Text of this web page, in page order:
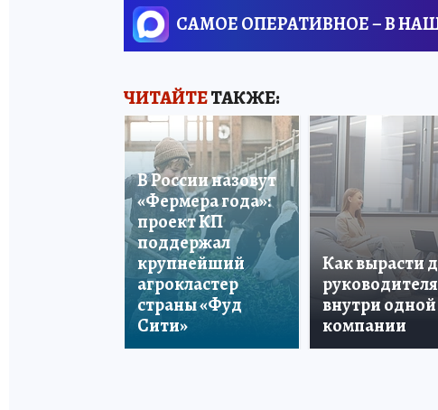
САМОЕ ОПЕРАТИВНОЕ – В
ЧИТАЙТЕТАКЖЕ:
В России назовут
«Фермера года»:
проект КП
поддержал
крупнейший
агрокластер
страны «Фуд
Сити»
Как вырасти
руководителя
внутри одной
компании